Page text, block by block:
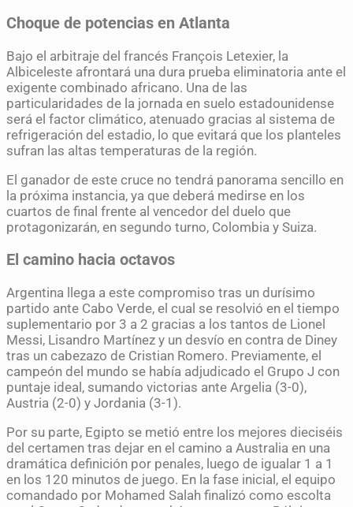
Choque de potencias en Atlanta
Bajo el arbitraje del francés François Letexier, la
Albiceleste afrontará una dura prueba eliminatoria ante el
exigente combinado africano. Una de las
particularidades de la jornada en suelo estadounidense
será el factor climático, atenuado gracias al sistema de
refrigeración del estadio, lo que evitará que los planteles
sufran las altas temperaturas de la región.
El ganador de este cruce no tendrá panorama sencillo en
la próxima instancia, ya que deberá medirse en los
cuartos de final frente al vencedor del duelo que
protagonizarán, en segundo turno, Colombia y Suiza.
El camino hacia octavos
Argentina llega a este compromiso tras un durísimo
partido ante Cabo Verde, el cual se resolvió en el tiempo
suplementario por 3 a 2 gracias a los tantos de Lionel
Messi, Lisandro Martínez y un desvío en contra de Diney
tras un cabezazo de Cristian Romero. Previamente, el
campeón del mundo se había adjudicado el Grupo J con
puntaje ideal, sumando victorias ante Argelia (3-0),
Austria (2-0) y Jordania (3-1).
Por su parte, Egipto se metió entre los mejores dieciséis
del certamen tras dejar en el camino a Australia en una
dramática definición por penales, luego de igualar 1 a 1
en los 120 minutos de juego. En la fase inicial, el equipo
comandado por Mohamed Salah finalizó como escolta